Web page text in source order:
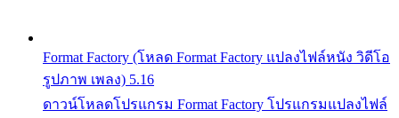
Format Factory (โหลด Format Factory แปลงไฟล์หนัง วิดีโอ
รูปภาพ เพลง) 5.16
ดาวน์โหลดโปรแกรม Format Factory โปรแกรมแปลงไฟล์